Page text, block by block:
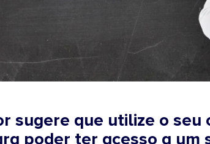
sugere que utilize o
poder ter acesso a um